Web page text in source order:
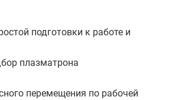
подготовки к работе и
плазматрона
перемещения по рабочей